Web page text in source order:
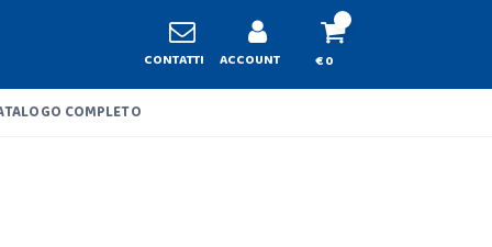
CONTATTI ACCOUNT € 0
COMPLETO